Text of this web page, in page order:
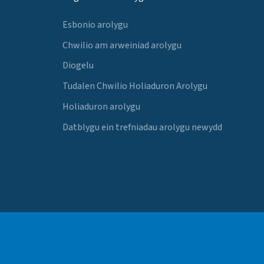
Esbonio arolygu
Chwilio am arweiniad arolygu
Diogelu
Tudalen Chwilio Holiaduron Arolygu
Holiaduron arolygu
Datblygu ein trefniadau arolygu newydd